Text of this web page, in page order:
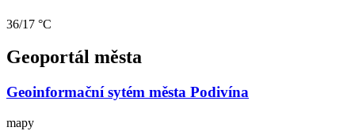
36/17 °C
Geoportál města
Geoinformační sytém města Podivína
mapy